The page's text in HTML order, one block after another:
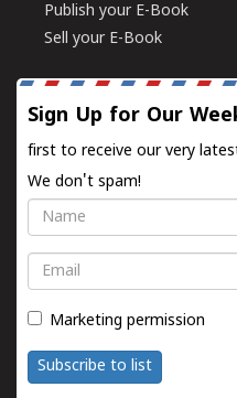
Publish your E-Book
Sell your E-Book
Sign Up for Our
first to receive our very
We don't spam!
Name
Email
Marketing permission
Subscribe to list